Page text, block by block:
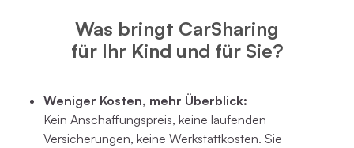
Was bringt CarSharing
für Ihr Kind und für Sie?
Weniger Kosten, mehr Überblick:
Kein Anschaffungspreis, keine laufenden
Versicherungen, keine Werkstattkosten. Sie